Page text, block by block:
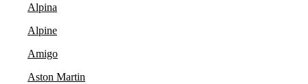
Alpina
Alpine
Amigo
Aston Martin